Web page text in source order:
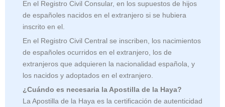
En el Registro Civil Consular, en los supuestos de hijos
de españoles nacidos en el extranjero si se hubiera
inscrito en el.
En el Registro Civil Central se inscriben, los nacimientos
de españoles ocurridos en el extranjero, los de
extranjeros que adquieren la nacionalidad española, y
los nacidos y adoptados en el extranjero.
¿Cuándo es necesaria la Apostilla de la Haya?
La Apostilla de la Haya es la certificación de autenticidad